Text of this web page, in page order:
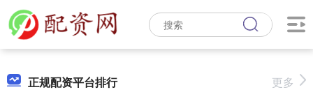
正规配资平台排行 更多